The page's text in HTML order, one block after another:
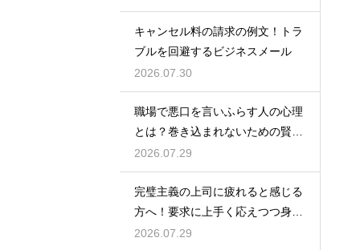
キャンセル料の請求の例文！トラ
ブルを回避するビジネスメール
2026.07.30
職場で悪口を言いふらす人の心理
とは？巻き込まれないための賢い
対処法
2026.07.29
完璧主義の上司に疲れると感じる
方へ！要求に上手く応えつつ身を
守る方法
2026.07.29